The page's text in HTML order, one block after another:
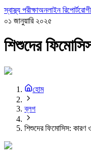
স্বাস্থ্য পরীক্ষাঅনলাইন রিপোর্ট
০১ জানুয়ারি ২০২৫
শিশুদের
হোম
ব্লগ
শিশুদের ফিমোসিস: কারণ